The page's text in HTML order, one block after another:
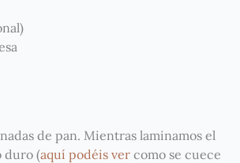
de pan. Mientras laminamos el
duro (aquí podéis ver como se cuece